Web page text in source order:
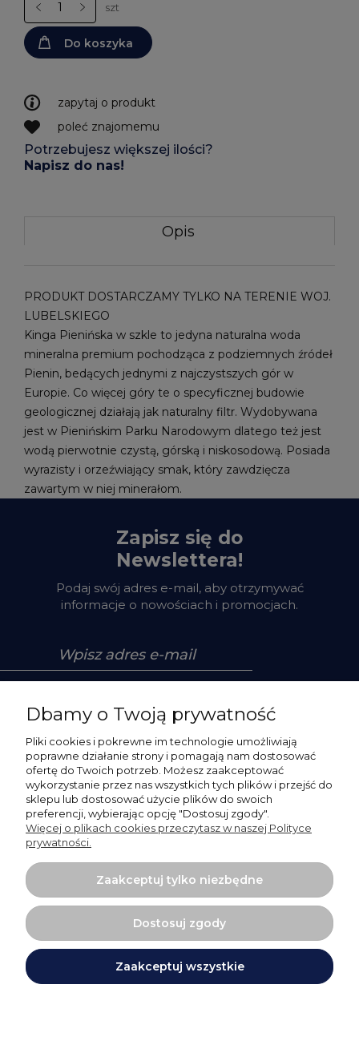
szt
Do koszyka
zapytaj o produkt
poleć znajomemu
Potrzebujesz większej ilości?
Napisz do nas!
Opis
PRODUKT DOSTARCZAMY TYLKO NA TERENIE WOJ.
LUBELSKIEGO
Kinga Pienińska w szkle to jedyna naturalna woda
mineralna premium pochodząca z podziemnych źródeł
Pienin, bedących jednymi z najczystszych gór w
Europie. Co więcej góry te o specyficznej budowie
geologicznej działają jak naturalny filtr. Wydobywana
jest w Pienińskim Parku Narodowym dlatego też jest
wodą pierwotnie czystą, górską i niskosodową. Posiada
wyrazisty i orzeźwiający smak, który zawdzięcza
zawartym w niej minerałom.
Zapisz się do
Newslettera!
Podaj swój adres e-mail, aby otrzymywać
informacje o nowościach i promocjach.
Pomoc
Moje konto
Płatności i dostawa
O nas
Projekt i wykonanie:Ecommercy.pl
Dbamy o Twoją prywatność
Pliki cookies i pokrewne im technologie umożliwiają
poprawne działanie strony i pomagają nam dostosować
ofertę do Twoich potrzeb. Możesz zaakceptować
wykorzystanie przez nas wszystkich tych plików i przejść do
sklepu lub dostosować użycie plików do swoich
preferencji, wybierając opcję "Dostosuj zgody".
Więcej o plikach cookies przeczytasz w naszej Polityce
prywatności.
Zaakceptuj tylko niezbędne
Dostosuj zgody
Zaakceptuj wszystkie